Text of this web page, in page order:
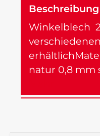
Beschreibung
Winkelblech
natur 0,8 mm